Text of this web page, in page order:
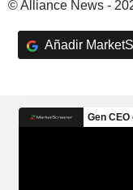
© Alliance News -
Añadir